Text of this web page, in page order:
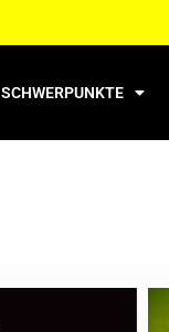
SCHWERPUNKTE